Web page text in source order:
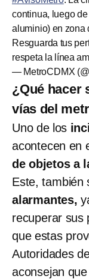
continua, luego
aluminio) en zona
Resguarda tus
respeta la línea
— MetroCDMX
¿Qué hacer
vías del
Uno de los
acontecen en
de objetos a
Este, también
alarmantes,
recuperar sus
que estas
Autoridades
aconsejan que